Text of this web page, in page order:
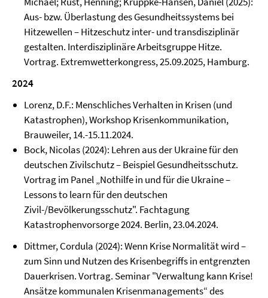
Aus- bzw. Überlastung des Gesundheitssystems bei
Hitzewellen – Hitzeschutz inter- und transdisziplinär
gestalten. Interdisziplinäre Arbeitsgruppe Hitze.
Vortrag. Extremwetterkongress, 25.09.2025, Hamburg.
2024
Lorenz, D.F.: Menschliches Verhalten in Krisen (und
Katastrophen), Workshop Krisenkommunikation,
Brauweiler, 14.-15.11.2024.
Bock, Nicolas (2024): Lehren aus der Ukraine für den
deutschen Zivilschutz – Beispiel Gesundheitsschutz.
Vortrag im Panel „Nothilfe in und für die Ukraine –
Lessons to learn für den deutschen
Zivil-/Bevölkerungsschutz". Fachtagung
Katastrophenvorsorge 2024. Berlin, 23.04.2024.
Dittmer, Cordula (2024): Wenn Krise Normalität wird –
zum Sinn und Nutzen des Krisenbegriffs in entgrenzten
Dauerkrisen. Vortrag. Seminar "Verwaltung kann Krise!
Ansätze kommunalen Krisenmanagements“ des